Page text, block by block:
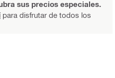
sus precios especiales.
para disfrutar de todos los